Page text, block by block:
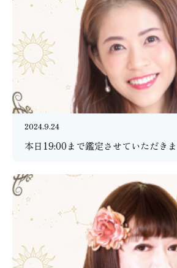
2024.9.24
本日19:00まで鑑定させていただき